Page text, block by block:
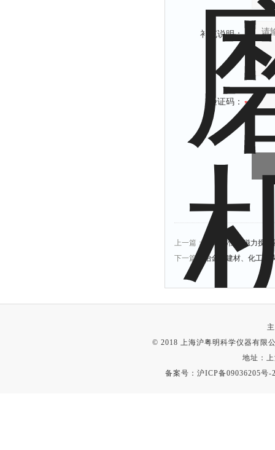
补充说明：
验证码：
上一篇：
H01-2G恒温磁力搅
下一篇：
冶金、建材、化工三
© 2018 上海沪粤明科学仪器有限
地址：
备案号：沪ICP备09036205号-